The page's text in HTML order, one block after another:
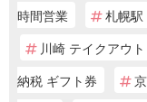
時間営業
札幌駅
川崎 テイクアウト
納税 ギフト券